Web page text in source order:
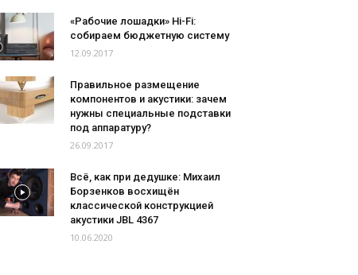
«Рабочие лошадки» Hi-Fi:
собираем бюджетную систему
12.09.2017
Правильное размещение
компонентов и акустики: зачем
нужны специальные подставки
под аппаратуру?
26.09.2017
Всё, как при дедушке: Михаил
Борзенков восхищён
классической конструкцией
акустики JBL 4367
10.06.2020